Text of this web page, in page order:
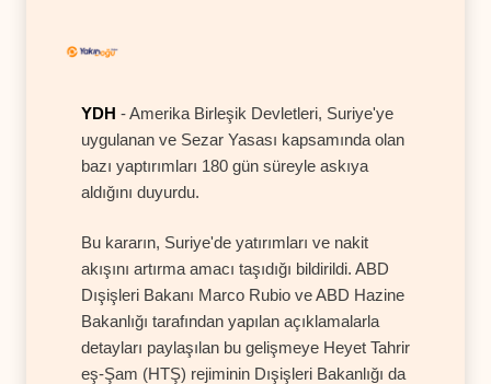
YDH - Amerika Birleşik Devletleri, Suriye'ye
uygulanan ve Sezar Yasası kapsamında olan
bazı yaptırımları 180 gün süreyle askıya
aldığını duyurdu.
Bu kararın, Suriye'de yatırımları ve nakit
akışını artırma amacı taşıdığı bildirildi. ABD
Dışişleri Bakanı Marco Rubio ve ABD Hazine
Bakanlığı tarafından yapılan açıklamalarla
detayları paylaşılan bu gelişmeye Heyet Tahrir
eş-Şam (HTŞ) rejiminin Dışişleri Bakanlığı da